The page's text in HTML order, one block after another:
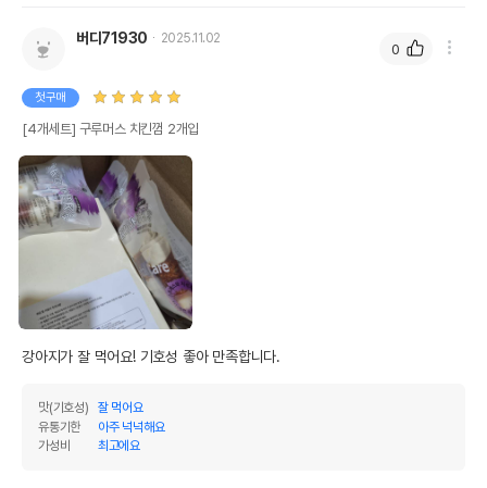
버디71930 2025.11.02
첫구매
[4개세트] 구루머스 치킨껌 2개입
강아지가 잘 먹어요! 기호성 좋아 만족합니다.
맛(기호성)
잘 먹어요
유통기한
아주 넉넉해요
가성비
최고에요
0